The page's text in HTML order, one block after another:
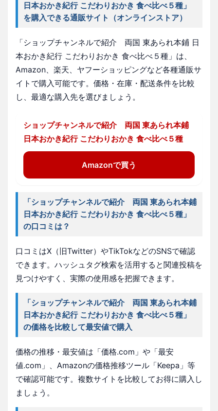
日本おかき紀行 こだわりおかき 食べ比べ５種」
を購入できる通販サイト（オンラインストア）
「ショップチャンネルで紹介 両国 東あられ本鋪 日
本おかき紀行 こだわりおかき 食べ比べ５種」は、
Amazon、楽天、ヤフーショッピングなど各種通販サ
イトで購入可能です。価格・在庫・配送条件を比較
し、最適な購入先を選びましょう。
ショップチャンネルで紹介 両国 東あられ本鋪
日本おかき紀行 こだわりおかき 食べ比べ５種
Amazonで買う
「ショップチャンネルで紹介 両国 東あられ本鋪
日本おかき紀行 こだわりおかき 食べ比べ５種」
の口コミは？
口コミはX（旧Twitter）やTikTokなどのSNSで確認
できます。ハッシュタグ検索を活用すると関連投稿を
見つけやすく、実際の使用感を把握できます。
「ショップチャンネルで紹介 両国 東あられ本鋪
日本おかき紀行 こだわりおかき 食べ比べ５種」
の価格を比較して最安値で購入
価格の推移・最安値は「価格.com」や「最安
値.com」、Amazonの価格推移ツール「Keepa」等
で確認可能です。複数サイトを比較してお得に購入し
ましょう。